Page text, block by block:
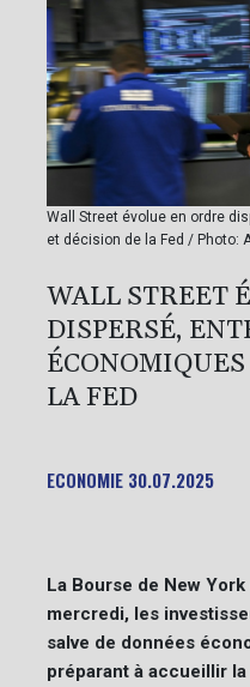
Wall Street évolue en ordre
et décision de la Fed / Photo:
WALL STREET
DISPERSÉ,
LA FED
ECONOMIE 30.07.2025
La Bourse de New
mercredi, les
salve de données
préparant à accueillir